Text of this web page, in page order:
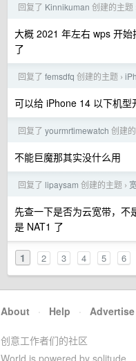
回复了 Kinnikuman 创建的主题
大概 2021 年左右 wps 开
了
回复了 femsdfq 创建的主题 ›
可以给 iPhone 14 以下机型
回复了 yourmrtimewatch 创建
不能巨魔那其实没什么用
回复了 lipaysam 创建的主题 ›
先查一下是否为云宽带，不
是 NAT1 了
1 2 3 4 5 6
About · Help · Advertise
创意工作者们的社区
World is powered by solitude